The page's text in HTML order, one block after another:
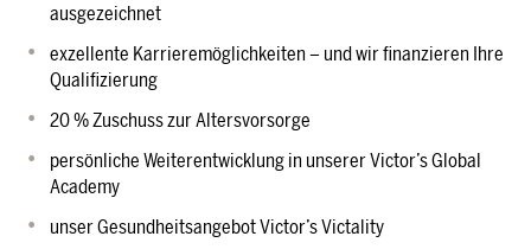
ausgezeichnet
exzellente Karrieremöglichkeiten – und wir finanzieren Ihre
Qualifizierung
20 % Zuschuss zur Altersvorsorge
persönliche Weiterentwicklung in unserer Victor’s Global
Academy
unser Gesundheitsangebot Victor’s Victality